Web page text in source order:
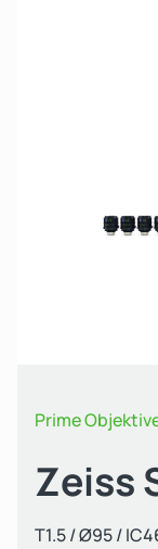
Prime
Zeiss
T1.5 / Ø95 /